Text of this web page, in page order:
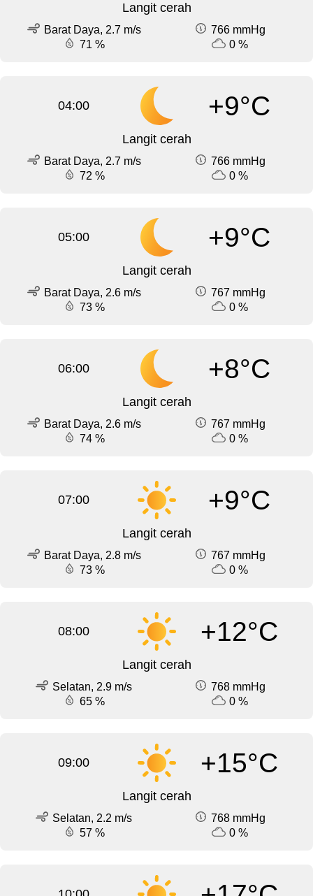
Langit cerah
Barat Daya, 2.7 m/s
766 mmHg
71 %
0 %
04:00 +9°C
Langit cerah
Barat Daya, 2.7 m/s
766 mmHg
72 %
0 %
05:00 +9°C
Langit cerah
Barat Daya, 2.6 m/s
767 mmHg
73 %
0 %
06:00 +8°C
Langit cerah
Barat Daya, 2.6 m/s
767 mmHg
74 %
0 %
07:00 +9°C
Langit cerah
Barat Daya, 2.8 m/s
767 mmHg
73 %
0 %
08:00 +12°C
Langit cerah
Selatan, 2.9 m/s
768 mmHg
65 %
0 %
09:00 +15°C
Langit cerah
Selatan, 2.2 m/s
768 mmHg
57 %
0 %